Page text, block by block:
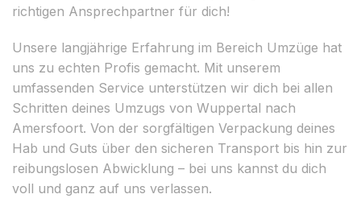
richtigen Ansprechpartner für dich!
Unsere langjährige Erfahrung im Bereich Umzüge hat
uns zu echten Profis gemacht. Mit unserem
umfassenden Service unterstützen wir dich bei allen
Schritten deines Umzugs von Wuppertal nach
Amersfoort. Von der sorgfältigen Verpackung deines
Hab und Guts über den sicheren Transport bis hin zur
reibungslosen Abwicklung – bei uns kannst du dich
voll und ganz auf uns verlassen.